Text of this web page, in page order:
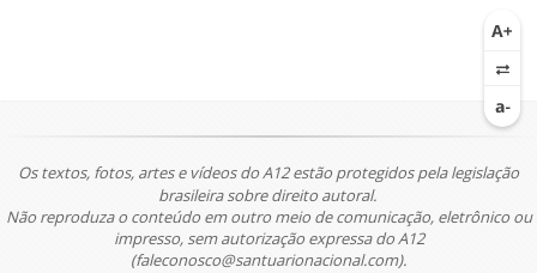
Os textos, fotos, artes e vídeos do A12 estão protegidos pela legislação
brasileira sobre direito autoral.
Não reproduza o conteúdo em outro meio de comunicação, eletrônico ou
impresso, sem autorização expressa do A12
(faleconosco@santuarionacional.com).